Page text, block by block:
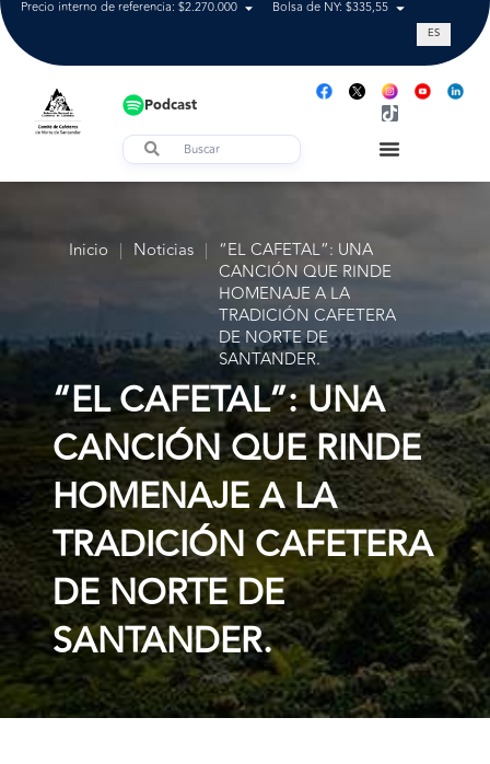
Precio interno de referencia: $2.270.000 Bolsa de NY: $335,55 Tasa de
ES
Podcast
Inicio | Noticias | “EL CAFETAL”: UNA
CANCIÓN QUE RINDE
HOMENAJE A LA
TRADICIÓN CAFETERA
DE NORTE DE
SANTANDER.
“EL CAFETAL”: UNA
CANCIÓN QUE RINDE
HOMENAJE A LA
TRADICIÓN CAFETERA
DE NORTE DE
SANTANDER.